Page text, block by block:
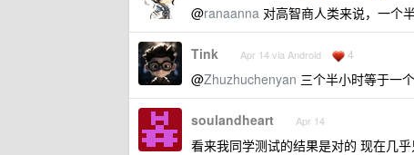
@ranaanna 对高智商人类来说，一个
Tink Apr 14 via Android 4
@Zhuzhuchenyan 三个半小时等于一
soulandheart Apr 14
看来我同学测试的结果是对的 现在几